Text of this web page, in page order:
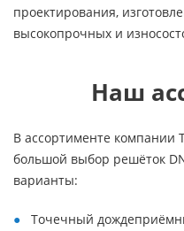
проектирования,
высокопрочных и
Наш
В ассортименте компании
большой выбор решёток
варианты:
Точечный